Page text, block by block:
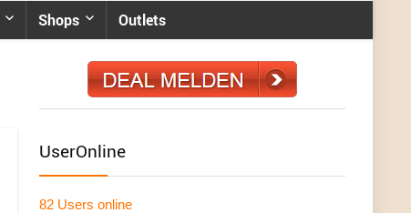
Shops Outlets
UserOnline
82 Users online